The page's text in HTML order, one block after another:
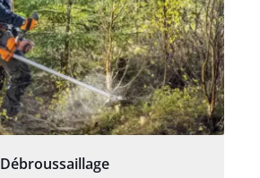
Débroussaillage